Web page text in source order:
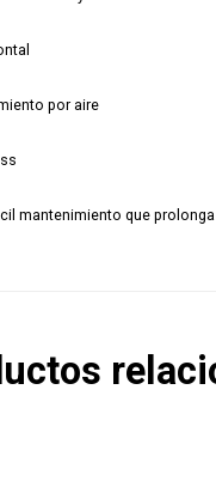
por aire
mantenimiento que